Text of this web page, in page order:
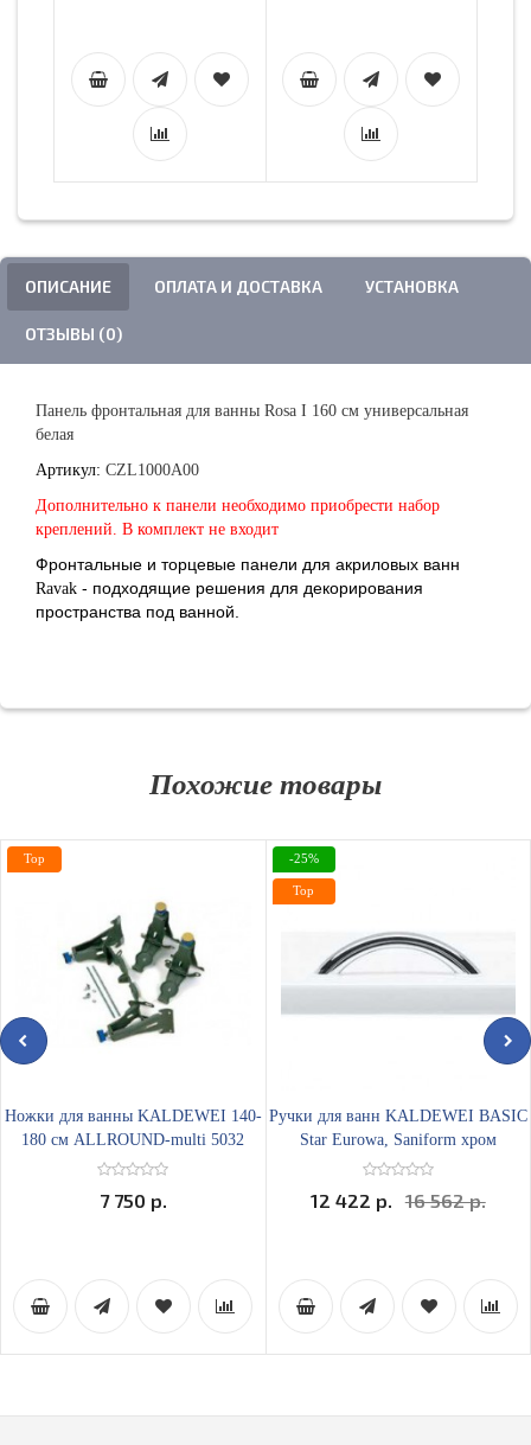
ОПИСАНИЕ ОПЛАТА И ДОСТАВКА УСТАНОВКА
ОТЗЫВЫ (0)
Панель фронтальная для ванны Rosa I 160 см универсальная
белая
Артикул: CZL1000A00
Дополнительно к панели необходимо приобрести набор
креплений. В комплект не входит
Фронтальные и торцевые панели для акриловых ванн
Ravak - подходящие решения для декорирования
пространства под ванной.
Похожие товары
Ножки для ванны KALDEWEI 140-
180 см ALLROUND-multi 5032
7 750 р.
Top
Ручки для ванн KALDEWEI BASIC
Star Eurowa, Saniform хром
12 422 р. 16 562 р.
-25%
Top